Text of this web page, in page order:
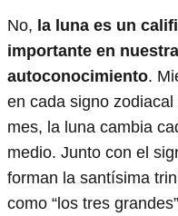
No, la luna es un
importante en
autoconocimiento.
en cada signo
mes, la luna cambia
medio. Junto con el
forman la santísima
como “los tres